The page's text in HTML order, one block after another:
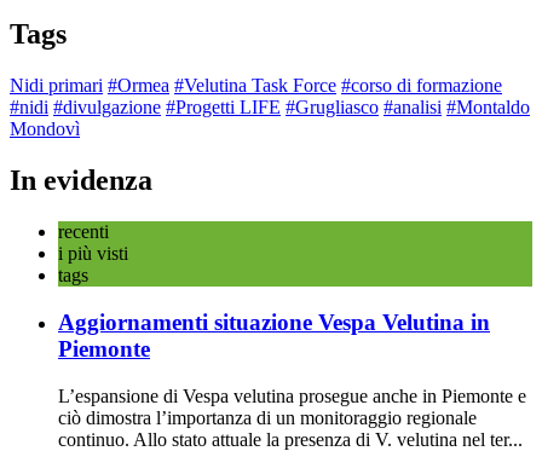
Tags
Nidi primari #Ormea #Velutina Task Force #corso di formazione
#nidi #divulgazione #Progetti LIFE #Grugliasco #analisi #Montaldo
Mondovì
In evidenza
recenti
i più visti
tags
Aggiornamenti situazione Vespa Velutina in
Piemonte
L’espansione di Vespa velutina prosegue anche in Piemonte e
ciò dimostra l’importanza di un monitoraggio regionale
continuo. Allo stato attuale la presenza di V. velutina nel ter...